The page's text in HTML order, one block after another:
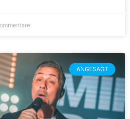
ANGESAGT